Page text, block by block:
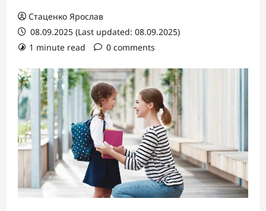
Стаценко Ярослав
08.09.2025 (Last updated: 08.09.2025)
1 minute read
0 comments